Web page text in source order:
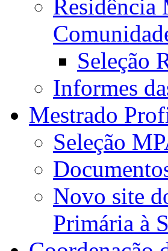
Residência
Seleção
Informes
Mestrado
Seleção
Novo site
Primária à